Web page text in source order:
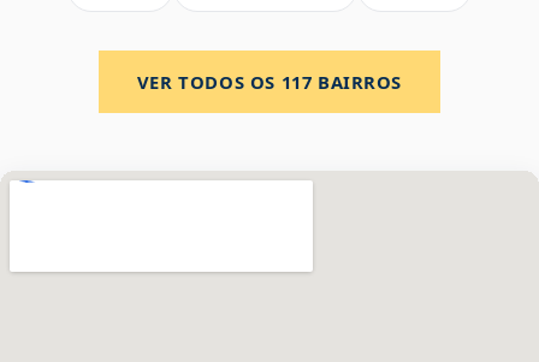
VER TODOS OS 117 BAIRROS